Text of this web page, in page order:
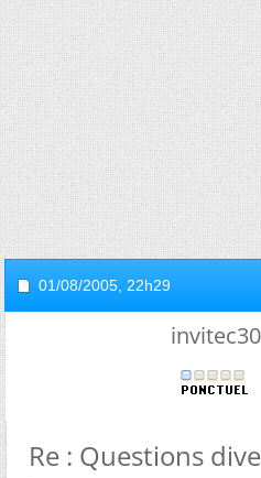
01/08/2005, 22h29
Re : Questions